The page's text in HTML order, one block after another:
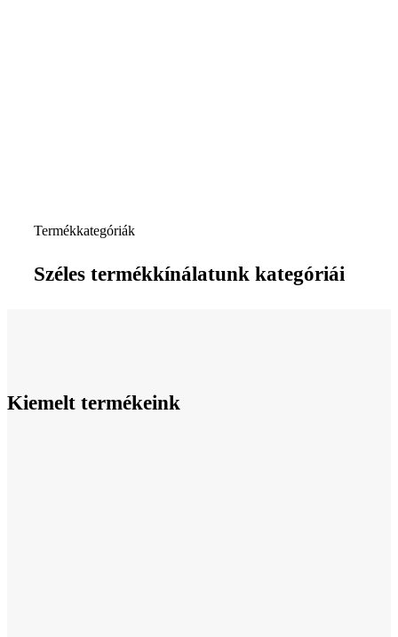
Termékkategóriák
Széles termékkínálatunk kategóriái
Kiemelt termékeink